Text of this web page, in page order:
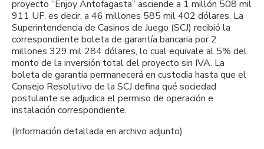
proyecto “Enjoy Antofagasta” asciende a 1 millón 508 mil
911 UF, es decir, a 46 millones 585 mil 402 dólares. La
Superintendencia de Casinos de Juego (SCJ) recibió la
correspondiente boleta de garantía bancaria por 2
millones 329 mil 284 dólares, lo cual equivale al 5% del
monto de la inversión total del proyecto sin IVA. La
boleta de garantía permanecerá en custodia hasta que el
Consejo Resolutivo de la SCJ defina qué sociedad
postulante se adjudica el permiso de operación e
instalación correspondiente.
(Información detallada en archivo adjunto)